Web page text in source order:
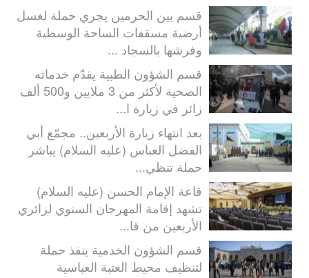
قسم بين الحرمين يجري حملة لغسل
أرضية مسقفات الساحة الوسطية
وفرشها بالسجاد ...
قسم الشؤون الطبية يقدّم خدماته
الصحية لأكثر من 3 ملايين و500 ألف
زائر في زيارة ا...
بعد انتهاء زيارة الأربعين.. مجمّع أبي
الفضل العباس (عليه السلام) يباشر
حملة تنظي...
قاعة الإمام الحسن (عليه السلام)
تشهد إقامة المهرجان السنوي لزائري
الأربعين من قا...
قسم الشؤون الخدمية ينفذ حملة
لتنظيف محيط العتبة العباسية